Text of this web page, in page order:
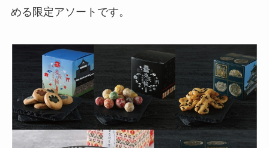
める限定アソートです。